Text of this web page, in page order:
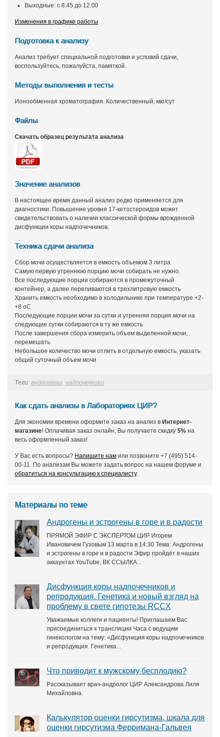
Выходные: с 8.45 до 12.00
Изменения в графике работы
Подготовка к анализу
Анализ требует специальной подготовки и условий сдачи,
воспользуйтесь, пожалуйста, памяткой.
Методы выполнения и тесты
Ионообменная хроматография. Количественный, мкг/сут
Файлы
Скачать образец результата анализа
Значение анализов
В настоящее время данный анализ редко применяется для
диагностики. Повышение уровня 17-кетостероидов может
свидетельствовать о наличии классической формы врожденной
дисфункции коры надпочечников.
Техника сдачи анализа
Сбор мочи осуществляется в емкость объемом 3 литра.
Самую первую утреннюю порцию мочи собирать не нужно.
Все последующие порции собираются в промежуточный
контейнер, а далее переливаются в трехлитровую емкость
Хранить емкость необходимо в холодильнике при температуре +2-
+8 оС
Последующие порции мочи за сутки и утренняя порция мочи на
следующие сутки собираются в ту же емкость
После завершения сбора измерить объем выделенной мочи,
перемешать
Небольшое количество мочи отлить в отдельную емкость, указать
общий суточный объем мочи
Теги: андрогены, надпочечники
Как сдать анализы в Лабораториях ЦИР?
Для экономии времени оформите заказ на анализ в Интернет-
магазине! Оплачивая заказ онлайн, Вы получаете скидку 5% на
весь оформленный заказ!
У Вас есть вопросы? Напишите нам или позвоните +7 (495) 514-
00-11. По анализам Вы можете задать вопрос на нашем форуме и
обратиться на консультацию к специалисту.
Материалы по теме
Андрогены и эстрогены в горе и в радости
ПРЯМОЙ ЭФИР С ЭКСПЕРТОМ ЦИР Игорем
Ивановичем Гузовым 13 марта в 14:30 Тема: Андрогены
и эстрогены в горе и в радости Эфир пройдёт в наших
аккаунтах YouTube, ВК ССЫЛКА...
Дисфункция коры надпочечников и
репродукция. Генетика и новый взгляд на
проблему в свете гипотезы RCCX
Уважаемые коллеги и пациенты! Приглашаем Вас
присоединиться к трансляции Часа с ведущим
гинекологом на тему: «Дисфункция коры надпочечников
и репродукция. Генетика...
Что приводит к мужскому бесплодию?
Рассказывает врач-андролог ЦИР Александрова Лиля
Михайловна.
Калькулятор оценки гирсутизма, шкала для
оценки гирсутизма Ферримана-Гальвея